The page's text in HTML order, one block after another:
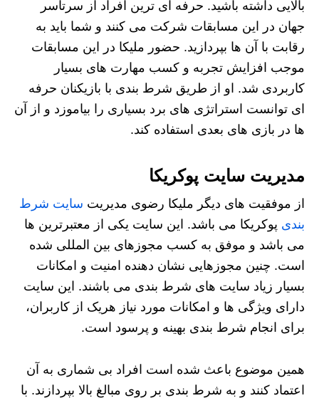
بالایی داشته باشید. حرفه ای ترین افراد از سرتاسر
جهان در این مسابقات شرکت می کنند و شما باید به
رقابت با آن ها بپردازید. حضور ملیکا در این مسابقات
موجب افزایش تجربه و کسب مهارت های بسیار
کاربردی شد. او از طریق شرط بندی با بازیکنان حرفه
ای توانست استراتژی های برد بسیاری را بیاموزد و از آن
ها در بازی های بعدی استفاده کند.
مدیریت سایت پوکریکا
از موفقیت های دیگر ملیکا رضوی مدیریت سایت شرط
بندی پوکریکا می باشد. این سایت یکی از معتبرترین ها
می باشد و موفق به کسب مجوزهای بین المللی شده
است. چنین مجوزهایی نشان دهنده امنیت و امکانات
بسیار زیاد سایت های شرط بندی می باشند. این سایت
دارای ویژگی ها و امکانات مورد نیاز هریک از کاربران،
برای انجام شرط بندی بهینه و پرسود است.
همین موضوع باعث شده است افراد بی شماری به آن
اعتماد کنند و به شرط بندی بر روی مبالغ بالا بپردازند. با